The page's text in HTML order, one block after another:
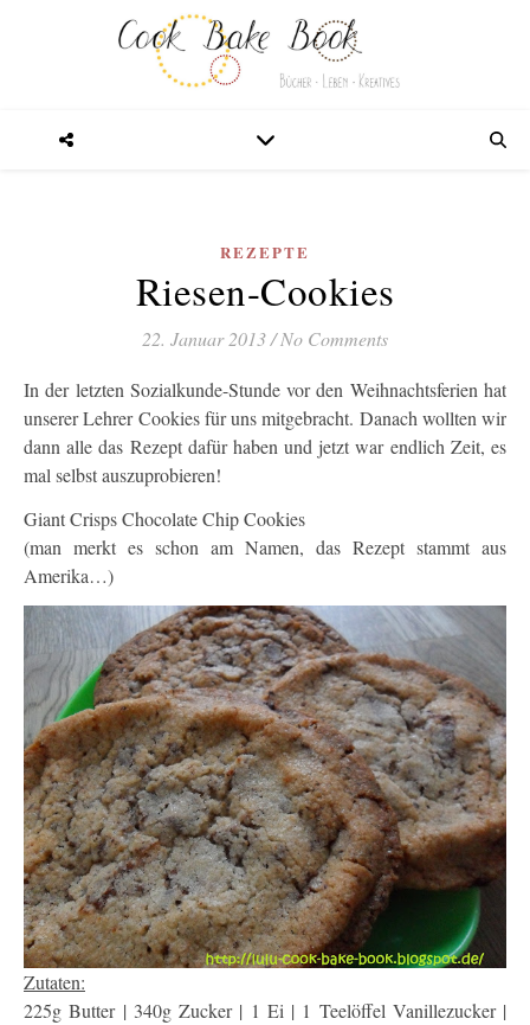
REZEPTE
Riesen-Cookies
22. Januar 2013/No Comments
In der letzten Sozialkunde-Stunde vor den Weihnachtsferien hat
unserer Lehrer Cookies für uns mitgebracht. Danach wollten wir
dann alle das Rezept dafür haben und jetzt war endlich Zeit, es
mal selbst auszuprobieren!
Giant Crisps Chocolate Chip Cookies
(man merkt es schon am Namen, das Rezept stammt aus
Amerika…)
Zutaten:
225g Butter | 340g Zucker | 1 Ei | 1 Teelöffel Vanillezucker |